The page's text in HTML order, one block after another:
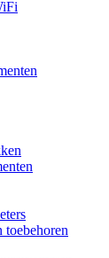
toebehoren